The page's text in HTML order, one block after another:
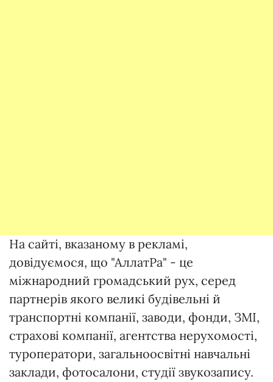
На сайті, вказаному в рекламі,
довідуємося, що "АллатРа" - це
міжнародний громадський рух, серед
партнерів якого великі будівельні й
транспортні компанії, заводи, фонди, ЗМІ,
страхові компанії, агентства нерухомості,
туроператори, загальноосвітні навчальні
заклади, фотосалони, студії звукозапису.